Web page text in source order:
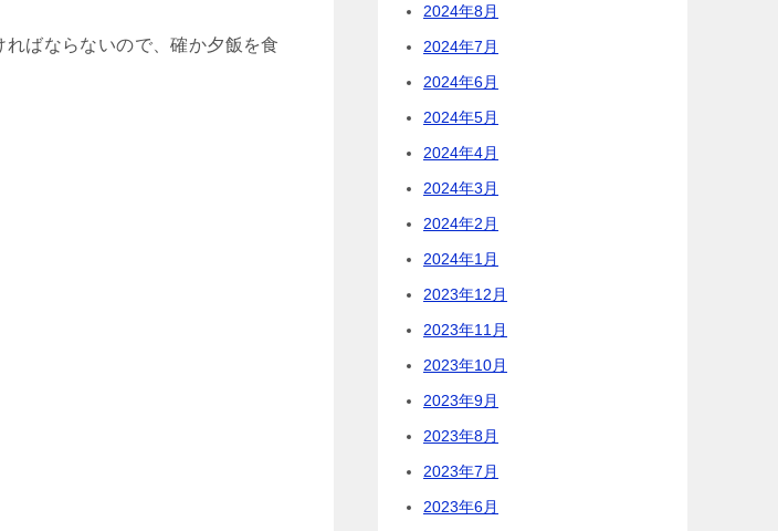
ばならないので、確か夕飯を食
2024年8月
2024年7月
2024年6月
2024年5月
2024年4月
2024年3月
2024年2月
2024年1月
2023年12月
2023年11月
2023年10月
2023年9月
2023年8月
2023年7月
2023年6月